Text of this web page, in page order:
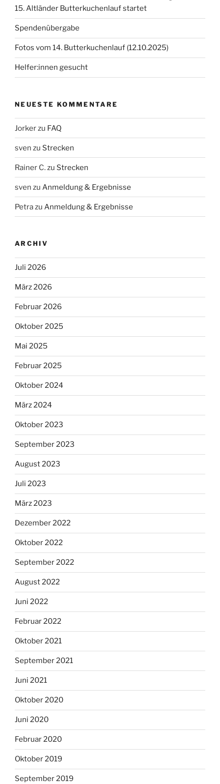
15. Altländer Butterkuchenlauf startet
Spendenübergabe
Fotos vom 14. Butterkuchenlauf (12.10.2025)
Helfer:innen gesucht
NEUESTE KOMMENTARE
Jorkerzu FAQ
sven zu Strecken
Rainer C.zu Strecken
sven zu Anmeldung & Ergebnisse
Petrazu Anmeldung & Ergebnisse
ARCHIV
Juli 2026
März 2026
Februar 2026
Oktober 2025
Mai 2025
Februar 2025
Oktober 2024
März 2024
Oktober 2023
September 2023
August 2023
Juli 2023
März 2023
Dezember 2022
Oktober 2022
September 2022
August 2022
Juni 2022
Februar 2022
Oktober 2021
September 2021
Juni 2021
Oktober 2020
Juni 2020
Februar 2020
Oktober 2019
September 2019